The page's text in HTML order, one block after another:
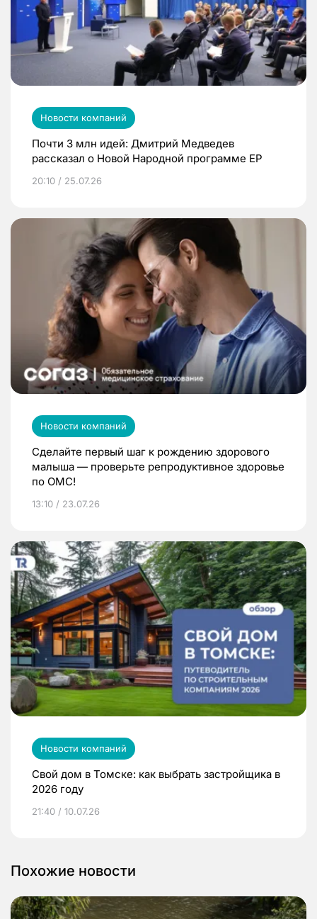
Новости компаний
Почти 3 млн идей: Дмитрий Медведев
рассказал о Новой Народной программе ЕР
20:10 / 25.07.26
Новости компаний
Сделайте первый шаг к рождению здорового
малыша — проверьте репродуктивное здоровье
по ОМС!
13:10 / 23.07.26
Новости компаний
Свой дом в Томске: как выбрать застройщика в
2026 году
21:40 / 10.07.26
Похожие новости